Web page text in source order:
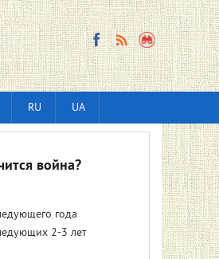
RU UA
война?
года
2-3 лет